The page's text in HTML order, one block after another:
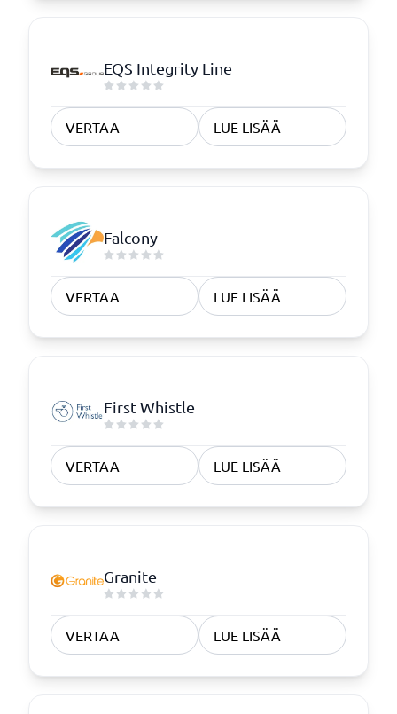
EQS Integrity Line
VERTAA LUE LISÄÄ
Falcony
VERTAA LUE LISÄÄ
First Whistle
VERTAA LUE LISÄÄ
Granite
VERTAA LUE LISÄÄ